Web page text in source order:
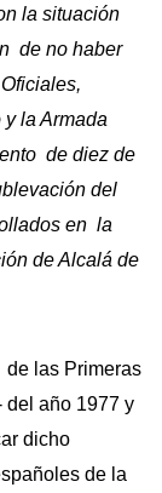
la situación
de no haber
la Armada
de diez de
del
en la
de Alcalá de
de las Primeras
del año 1977 y
dicho
de la